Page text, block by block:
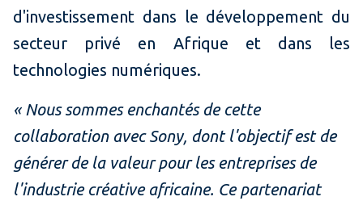
d'investissement dans le développement du
secteur privé en Afrique et dans les
technologies numériques.
« Nous sommes enchantés de cette
collaboration avec Sony, dont l'objectif est de
générer de la valeur pour les entreprises de
l'industrie créative africaine. Ce partenariat